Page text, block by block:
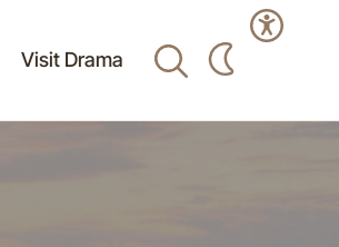
Visit Drama